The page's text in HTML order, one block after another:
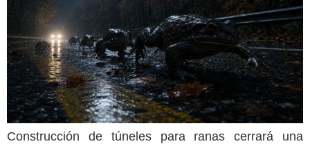
Construcción de túneles para ranas cerrará una